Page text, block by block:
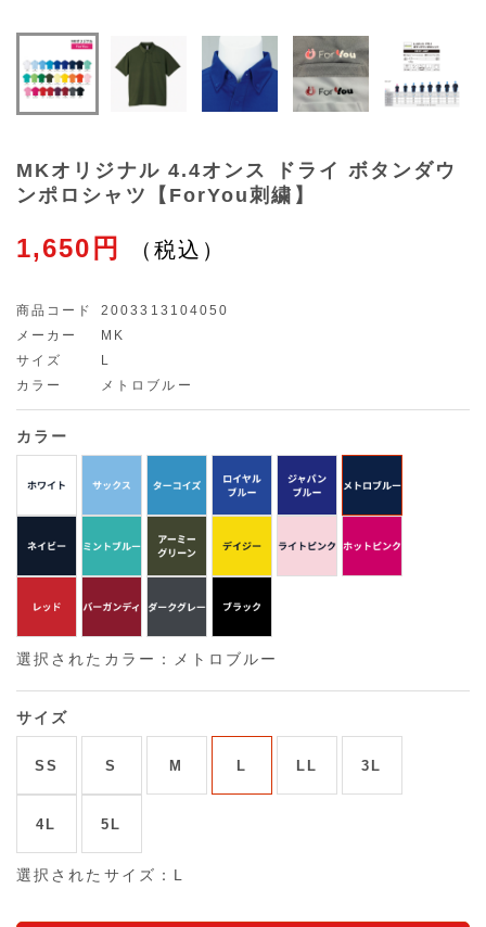
MKオリジナル 4.4オンス ドライ ボタンダウ
ンポロシャツ【ForYou刺繍】
1,650円
商品コード
2003313104050
メーカー
MK
サイズ
L
カラー
メトロブルー
カラー
選択されたカラー：メトロブルー
サイズ
SS S M L LL 3L
4L 5L
選択されたサイズ：L